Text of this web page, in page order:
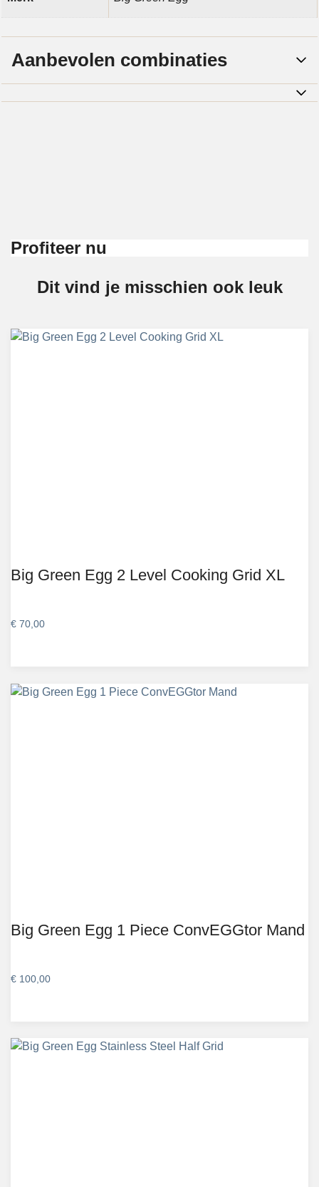
Aanbevolen combinaties
Profiteer nu
Dit vind je misschien ook leuk
Big Green Egg 2 Level Cooking Grid XL
€ 70,00
Big Green Egg 1 Piece ConvEGGtor Mand
€ 100,00